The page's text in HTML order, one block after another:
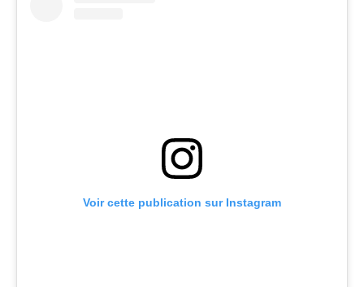
Voir cette publication sur Instagram